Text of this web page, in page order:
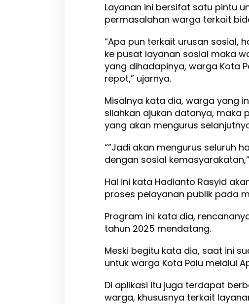
k
a
n
r
o
g
r
a
P
u
s
a
L
a
y
n
a
S
o
s
a
l
Layanan ini bersifat satu pintu
permasalahan warga terkait
“Apa pun terkait urusan sosial,
ke pusat layanan sosial maka
yang dihadapinya, warga Kota
repot,” ujarnya.
Misalnya kata dia, warga yang
silahkan ajukan datanya, maka
yang akan mengurus
“”Jadi akan mengurus seluruh
dengan sosial
Hal ini kata Hadianto Rasyid
proses pelayanan publik pada
Program ini kata dia,
tahun 2025 mendatang.
Meski begitu kata dia, saat ini
untuk warga Kota Palu melalui
Di aplikasi itu juga terdapat
warga, khususnya terkait